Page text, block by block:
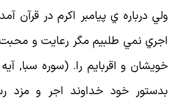
درباره ي پيامبر اكرم در قرآن
نمي طلبيم مگر رعايت و محبت
خود خداوند اجر و مزد